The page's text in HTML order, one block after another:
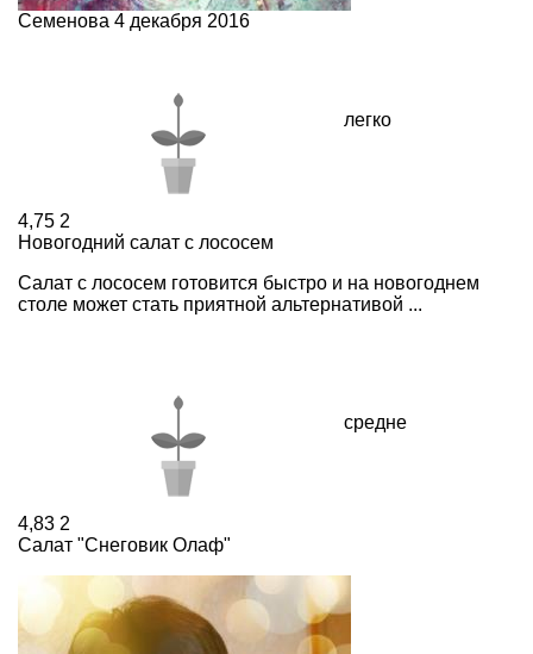
Семенова 4 декабря 2016
легко
4,75 2
Новогодний салат с лососем
Салат с лососем готовится быстро и на новогоднем
столе может стать приятной альтернативой ...
средне
4,83 2
Салат "Снеговик Олаф"